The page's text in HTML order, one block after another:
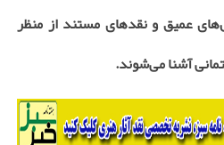
عمیق و نقدهای مستند از منظر
آشنا می‌شوند.